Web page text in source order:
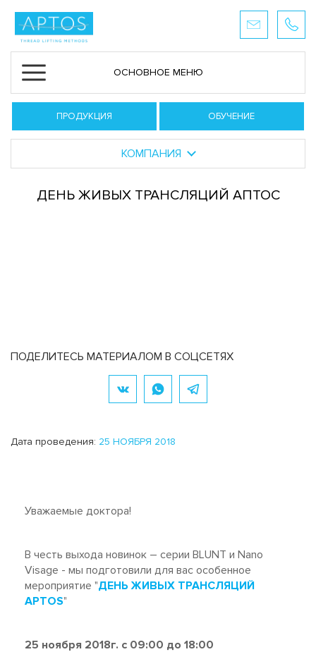
ОСНОВНОЕ МЕНЮ
ПРОДУКЦИЯ ОБУЧЕНИЕ
КОМПАНИЯ
ДЕНЬ ЖИВЫХ ТРАНСЛЯЦИЙ АПТОС
ПОДЕЛИТЕСЬ МАТЕРИАЛОМ В СОЦСЕТЯХ
Дата проведения: 25 НОЯБРЯ 2018
Уважаемые доктора!
В честь выхода новинок – серии BLUNT и Nano
Visage - мы подготовили для вас особенное
мероприятие "ДЕНЬ ЖИВЫХ ТРАНСЛЯЦИЙ
APTOS"
25 ноября 2018г. с 09:00 до 18:00